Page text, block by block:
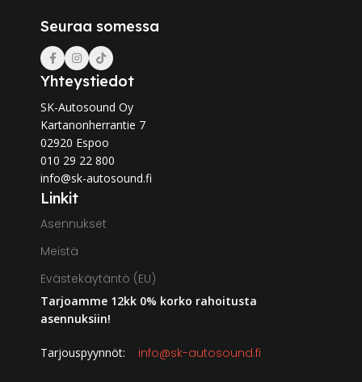
Seuraa somessa
Yhteystiedot
SK-Autosound Oy
Kartanonherrantie 7
02920 Espoo
010 29 22 800
info@sk-autosound.fi
Linkit
Asennukset
Meistä
Evästekäytäntö (EU)
Tarjoamme 12kk 0% korko rahoitusta
asennuksiin!
Tarjouspyynnöt: info@sk-autosound.fi